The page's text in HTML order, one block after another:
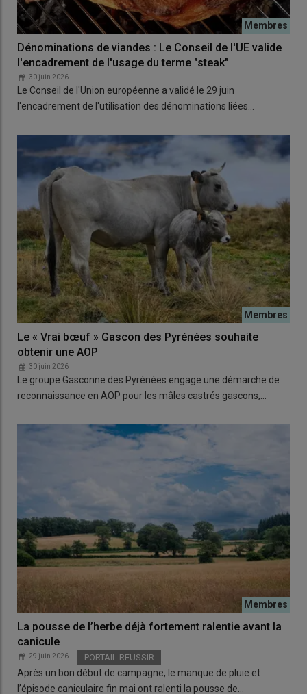
Dénominations de viandes : Le Conseil de l'UE valide
l'encadrement de l'usage du terme "steak"
30 juin 2026
Le Conseil de l'Union européenne a validé le 29 juin
l'encadrement de l'utilisation des dénominations liées…
Le « Vrai bœuf » Gascon des Pyrénées souhaite
obtenir une AOP
30 juin 2026
Le groupe Gasconne des Pyrénées engage une démarche de
reconnaissance en AOP pour les mâles castrés gascons,…
La pousse de l’herbe déjà fortement ralentie avant la
canicule
29 juin 2026 PORTAIL REUSSIR
Après un bon début de campagne, le manque de pluie et
l’épisode caniculaire fin mai ont ralenti la pousse de…